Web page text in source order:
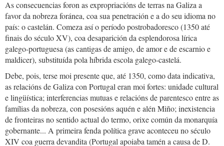
As consecuencias foron as expropriacións de terras na Galiza a
favor da nobreza foránea, coa sua penetración e a do seu idioma no
país: o castelán. Comeza así o período postrobadoresco (1350 até
finais do século XV), coa desaparición da esplendorosa lírica
galego-portuguesa (as cantigas de amigo, de amor e de escarnio e
maldicer), substituída pola híbrida escola galego-castelá.
Debe, pois, terse moi presente que, até 1350, como data indicativa,
as relacións de Galiza con Portugal eran moi fortes: unidade cultural
e lingüística; interferencias mutuas e relacións de parentesco entre as
famílias da nobreza, con posesións aquén e alén Miño; inexistencia
de fronteiras no sentido actual do termo, orixe común da monarquía
gobernante... A primeira fenda política grave aconteceu no século
XIV coa guerra devandita (Portugal apoiaba tamén a causa de D.